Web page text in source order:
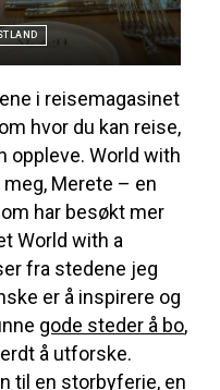
i reisemagasinet
hvor du kan reise,
oppleve. World with
Merete – en
har besøkt mer
World with a
fra stedene jeg
er å inspirere og
gode steder å bo,
å utforske.
til en storbyferie, en